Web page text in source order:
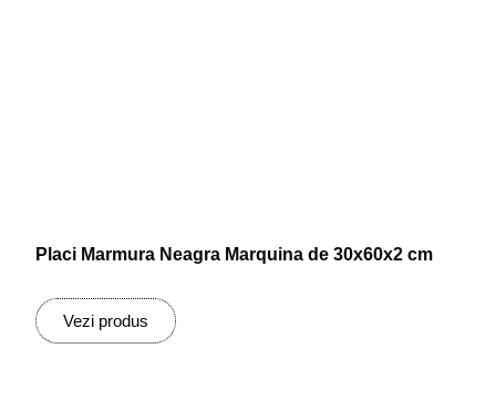
Placi Marmura Neagra Marquina de 30x60x2 cm
Vezi produs